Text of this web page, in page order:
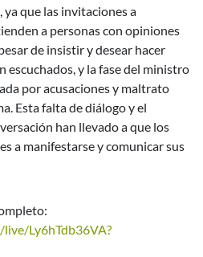
que las invitaciones a
a personas con opiniones
de insistir y desear hacer
escuchados, y la fase del ministro
por acusaciones y maltrato
Esta falta de diálogo y el
han llevado a que los
a manifestarse y comunicar sus
Ly6hTdb36VA?